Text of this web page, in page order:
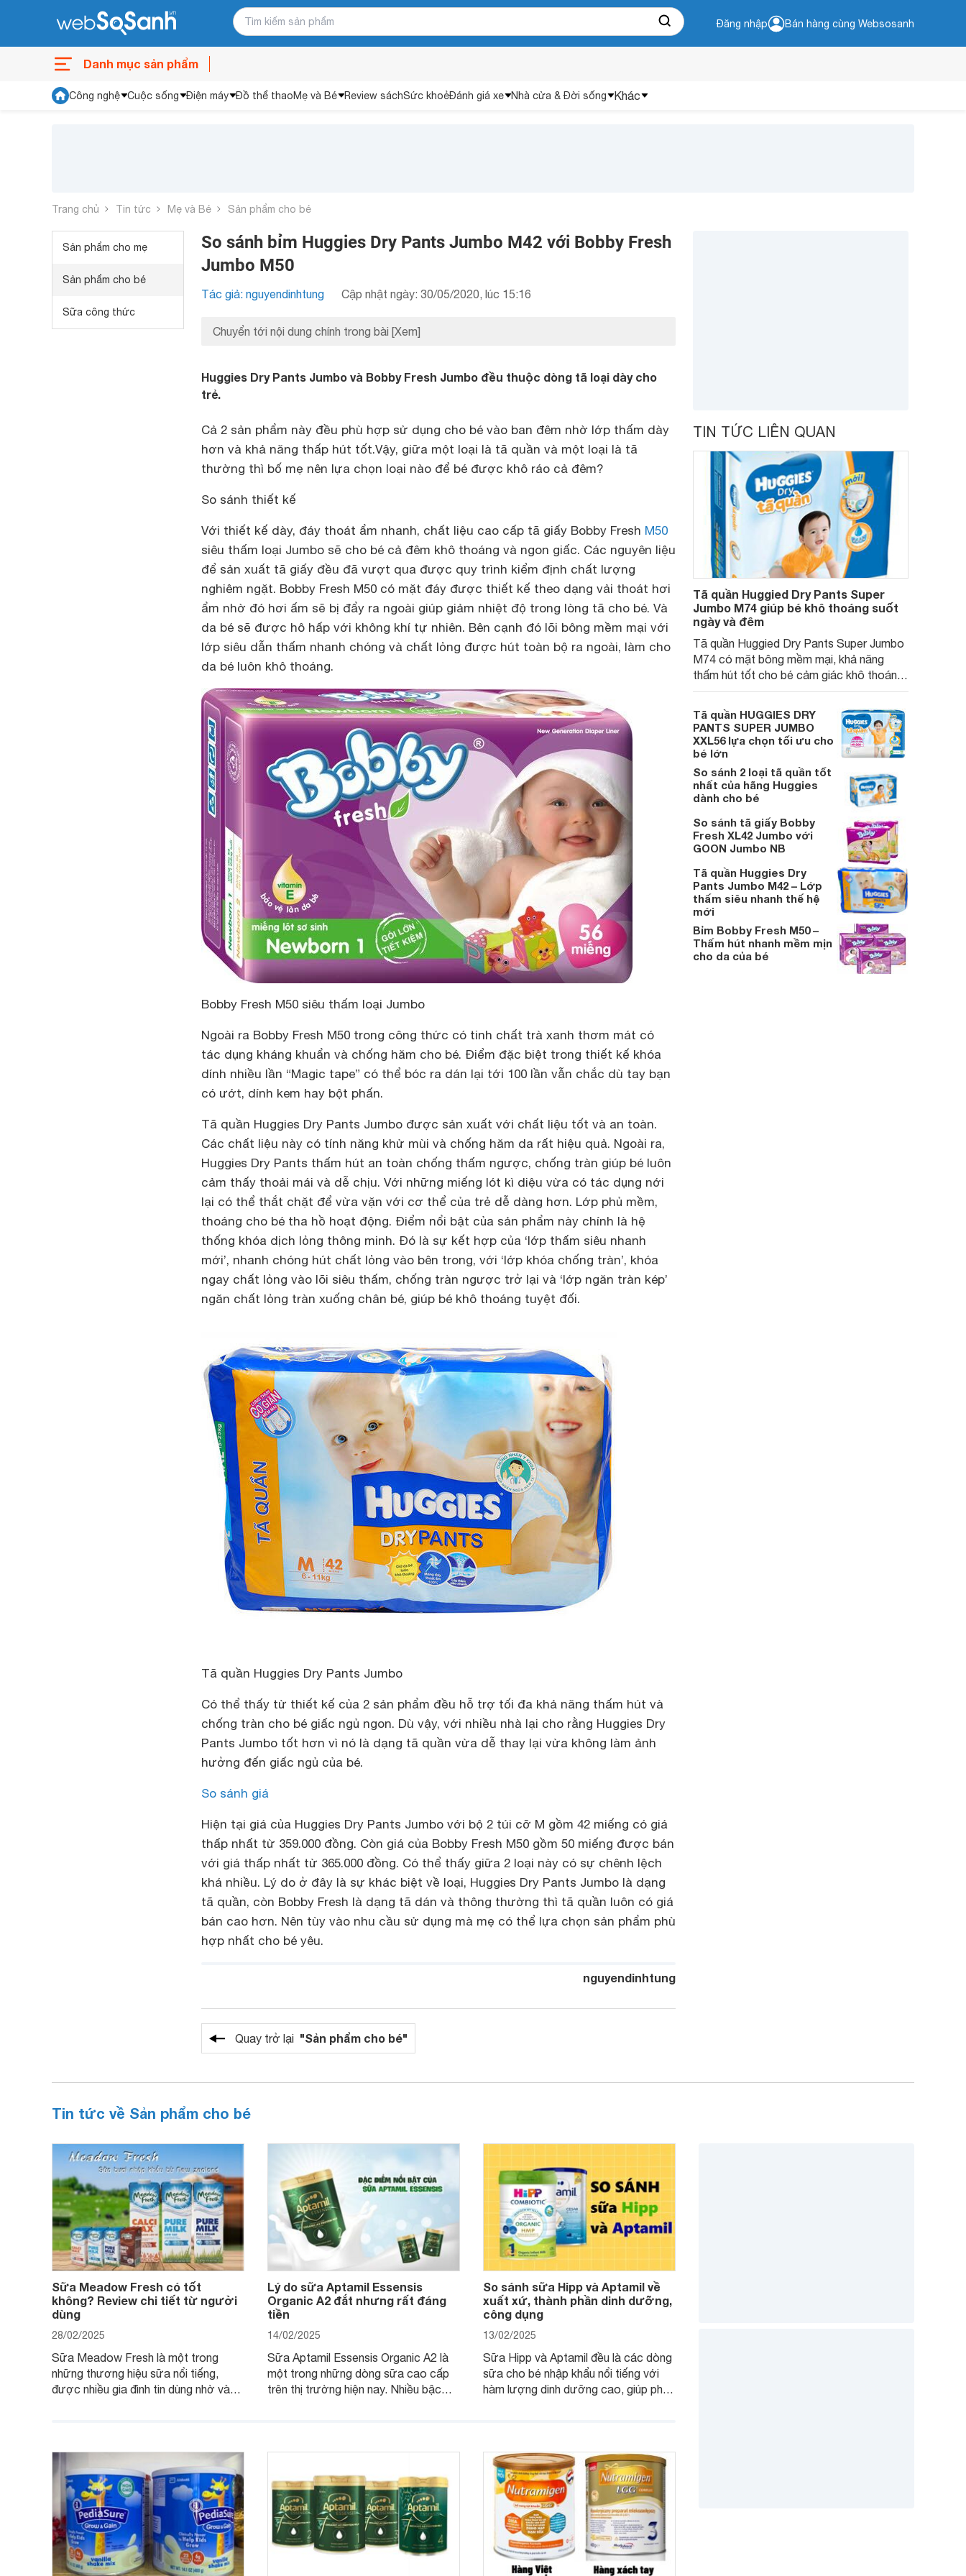
Đăng nhập Bán hàng cùng Websosanh
Danh mục sản phẩm
Công nghệ Cuộc sống Điện máy Đồ thể thaoMẹ và Bé Review sáchSức khoẻĐánh giá xe Nhà cửa & Đời sống Khác
Trang chủ Tin tức Mẹ và Bé Sản phẩm cho bé
Sản phẩm cho mẹ
Sản phẩm cho bé
Sữa công thức
So sánh bỉm Huggies Dry Pants Jumbo M42 với Bobby Fresh
Jumbo M50
Tác giả: nguyendinhtung Cập nhật ngày: 30/05/2020, lúc 15:16
Chuyển tới nội dung chính trong bài [Xem]
Huggies Dry Pants Jumbo và Bobby Fresh Jumbo đều thuộc dòng tã loại dày cho
trẻ.
Cả 2 sản phẩm này đều phù hợp sử dụng cho bé vào ban đêm nhờ lớp thấm dày
hơn và khả năng thấp hút tốt.Vậy, giữa một loại là tã quần và một loại là tã
thường thì bố mẹ nên lựa chọn loại nào để bé được khô ráo cả đêm?
So sánh thiết kế
Với thiết kế dày, đáy thoát ẩm nhanh, chất liệu cao cấp tã giấy Bobby Fresh M50
siêu thấm loại Jumbo sẽ cho bé cả đêm khô thoáng và ngon giấc. Các nguyên liệu
để sản xuất tã giấy đều đã vượt qua được quy trình kiểm định chất lượng
nghiêm ngặt. Bobby Fresh M50 có mặt đáy được thiết kế theo dạng vải thoát hơi
ẩm nhờ đó hơi ấm sẽ bị đẩy ra ngoài giúp giảm nhiệt độ trong lòng tã cho bé. Và
da bé sẽ được hô hấp với không khí tự nhiên. Bên cạnh đó lõi bông mềm mại với
lớp siêu dẫn thấm nhanh chóng và chất lỏng được hút toàn bộ ra ngoài, làm cho
da bé luôn khô thoáng.
Bobby Fresh M50 siêu thấm loại Jumbo
Ngoài ra Bobby Fresh M50 trong công thức có tinh chất trà xanh thơm mát có
tác dụng kháng khuẩn và chống hăm cho bé. Điểm đặc biệt trong thiết kế khóa
dính nhiều lần “Magic tape” có thể bóc ra dán lại tới 100 lần vẫn chắc dù tay bạn
có ướt, dính kem hay bột phấn.
Tã quần Huggies Dry Pants Jumbo được sản xuất với chất liệu tốt và an toàn.
Các chất liệu này có tính năng khử mùi và chống hăm da rất hiệu quả. Ngoài ra,
Huggies Dry Pants thấm hút an toàn chống thấm ngược, chống tràn giúp bé luôn
cảm thấy thoải mái và dễ chịu. Với những miếng lót kì diệu vừa có tác dụng nới
lại có thể thắt chặt để vừa vặn với cơ thể của trẻ dễ dàng hơn. Lớp phủ mềm,
thoáng cho bé tha hồ hoạt động. Điểm nổi bật của sản phẩm này chính là hệ
thống khóa dịch lỏng thông minh. Đó là sự kết hợp của ‘lớp thấm siêu nhanh
mới’, nhanh chóng hút chất lỏng vào bên trong, với ‘lớp khóa chống tràn’, khóa
ngay chất lỏng vào lõi siêu thấm, chống tràn ngược trở lại và ‘lớp ngăn tràn kép’
ngăn chất lỏng tràn xuống chân bé, giúp bé khô thoáng tuyệt đối.
Tã quần Huggies Dry Pants Jumbo
Có thể thấy từ thiết kế của 2 sản phẩm đều hỗ trợ tối đa khả năng thấm hút và
chống tràn cho bé giấc ngủ ngon. Dù vậy, với nhiều nhà lại cho rằng Huggies Dry
Pants Jumbo tốt hơn vì nó là dạng tã quần vừa dễ thay lại vừa không làm ảnh
hưởng đến giấc ngủ của bé.
So sánh giá
Hiện tại giá của Huggies Dry Pants Jumbo với bộ 2 túi cỡ M gồm 42 miếng có giá
thấp nhất từ 359.000 đồng. Còn giá của Bobby Fresh M50 gồm 50 miếng được bán
với giá thấp nhất từ 365.000 đồng. Có thể thấy giữa 2 loại này có sự chênh lệch
khá nhiều. Lý do ở đây là sự khác biệt về loại, Huggies Dry Pants Jumbo là dạng
tã quần, còn Bobby Fresh là dạng tã dán và thông thường thì tã quần luôn có giá
bán cao hơn. Nên tùy vào nhu cầu sử dụng mà mẹ có thể lựa chọn sản phẩm phù
hợp nhất cho bé yêu.
nguyendinhtung
Quay trở lại "Sản phẩm cho bé"
TIN TỨC LIÊN QUAN
Tã quần Huggied Dry Pants Super
Jumbo M74 giúp bé khô thoáng suốt
ngày và đêm
Tã quần Huggied Dry Pants Super Jumbo
M74 có mặt bông mềm mại, khả năng
thấm hút tốt cho bé cảm giác khô thoáng
để có giấc ngủ sâu tốt cho sự phát triển
thể chất và trí tuệ.
Tã quần HUGGIES DRY
PANTS SUPER JUMBO
XXL56 lựa chọn tối ưu cho
bé lớn
So sánh 2 loại tã quần tốt
nhất của hãng Huggies
dành cho bé
So sánh tã giấy Bobby
Fresh XL42 Jumbo với
GOON Jumbo NB
Tã quần Huggies Dry
Pants Jumbo M42 – Lớp
thấm siêu nhanh thế hệ
mới
Bỉm Bobby Fresh M50 –
Thấm hút nhanh mềm mịn
cho da của bé
Tin tức về Sản phẩm cho bé
Sữa Meadow Fresh có tốt
không? Review chi tiết từ người
dùng
28/02/2025
Sữa Meadow Fresh là một trong
những thương hiệu sữa nổi tiếng,
được nhiều gia đình tin dùng nhờ vào
dưỡng có gì đặc biệt? Giá sữa
Meadow Fresh trên thị trường hiện
nay ra sao? Hãy cùng tìm hiểu ngay.
Lý do sữa Aptamil Essensis
Organic A2 đắt nhưng rất đáng
tiền
14/02/2025
Sữa Aptamil Essensis Organic A2 là
một trong những dòng sữa cao cấp
trên thị trường hiện nay. Nhiều bậc
hơn so với các dòng sữa khác?". Để
4 yếu tố sau.
So sánh sữa Hipp và Aptamil về
xuất xứ, thành phần dinh dưỡng,
công dụng
13/02/2025
Sữa Hipp và Aptamil đều là các dòng
sữa cho bé nhập khẩu nổi tiếng với
hàm lượng dinh dưỡng cao, giúp phát
hiểu ngay!